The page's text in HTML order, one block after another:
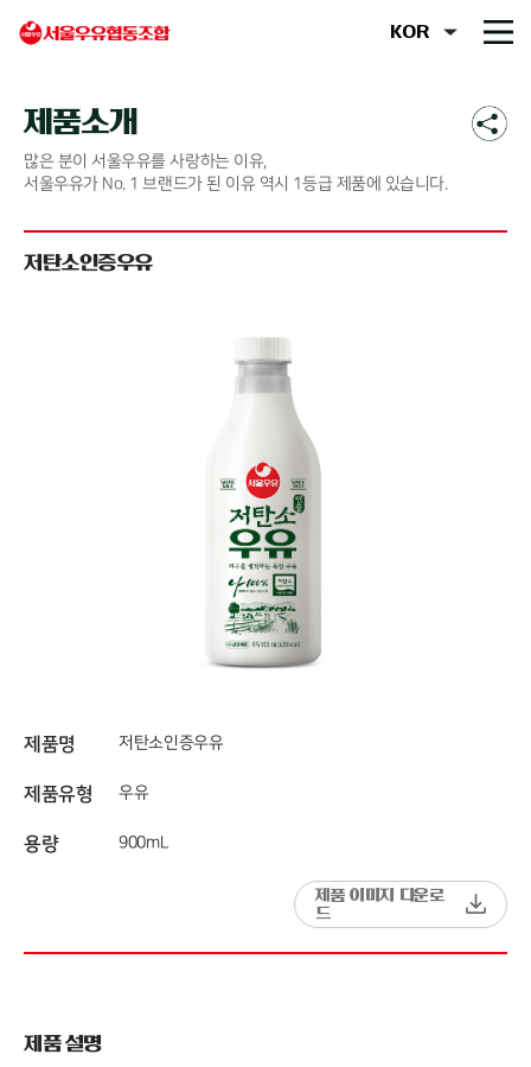
제품소개
많은 분이 서울우유를 사랑하는 이유,
서울우유가 No. 1 브랜드가 된 이유 역시 1등급 제품에 있습니다.
저탄소인증우유
제품명 저탄소인증우유
제품유형 우유
용량 900mL
제품 이미지 다운로
드
제품 설명